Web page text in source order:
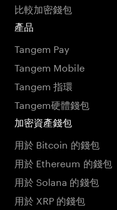
比較加密錢包
產品
Tangem Pay
Tangem Mobile
Tangem 指環
Tangem硬體錢包
加密資產錢包
用於 Bitcoin 的錢包
用於 Ethereum 的錢包
用於 Solana 的錢包
用於 XRP 的錢包